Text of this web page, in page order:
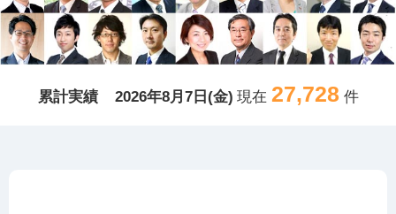
累計実績 2026年8月7日(金) 現在 27,728 件